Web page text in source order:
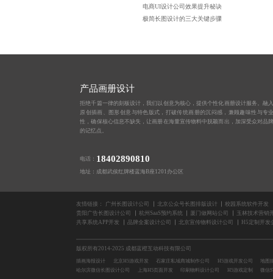
电商UI设计公司效果提升秘诀
极简长图设计的三大关键步骤
产品画册设计
拒绝千篇一律的刻板设计，我们以创意为核心，提供个性化画册设计服务。融
原创插画、图形创意与特色版式，打破传统画册的沉闷感，兼顾趣味性与专
性，确保核心信息不缺失，让画册在海量宣传物料中脱颖而出，加深受众对品
的记忆点。
电话： 18402890810
地址：成都武侯红牌楼蓝海B座1201办公区
友情链接： 广州长图设计公司 北京公众号长图排版设计
校园系统软件开发
贵阳广告长图设计公司
杭州SaaS预约系统 厦门做网站公司
玉林技术营销
共享系统APP开发
品牌全案设计公司 北京宣传物料设计公司 H5定制开发
版权所有2014-2025 成都蓝橙互动科技有限公司
插画海报设计 北京H5游戏开发 石家庄私域商城制作公司 H5游戏开发公司
地图
哈尔滨微信长图设计公司
上海H5页面开发 印刷物料设计公司 H5游戏定制 微信